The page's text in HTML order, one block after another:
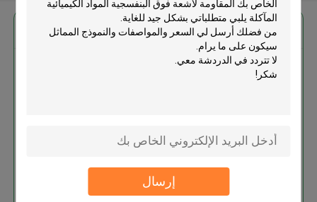
إرسال
احصل على افضل سعر ل
المقاومة لأشعة فوق البنفسجية
استمر